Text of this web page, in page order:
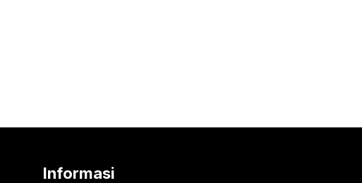
Informasi